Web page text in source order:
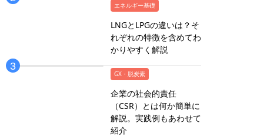
エネルギー基礎
LNGとLPGの違いは？そ
れぞれの特徴を含めてわ
かりやすく解説
GX・脱炭素
企業の社会的責任
（CSR）とは何か簡単に
解説。実践例もあわせて
紹介